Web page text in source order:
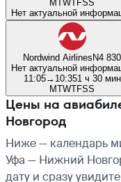
MTWTFSS
Нет актуальной
Nordwind AirlinesN4 830
Нет актуальной
11:05→ 10:351 ч 30 мин
MTWTFSS
Цены на
Новгород
Ниже — календарь
Уфа — Нижний
дату и сразу